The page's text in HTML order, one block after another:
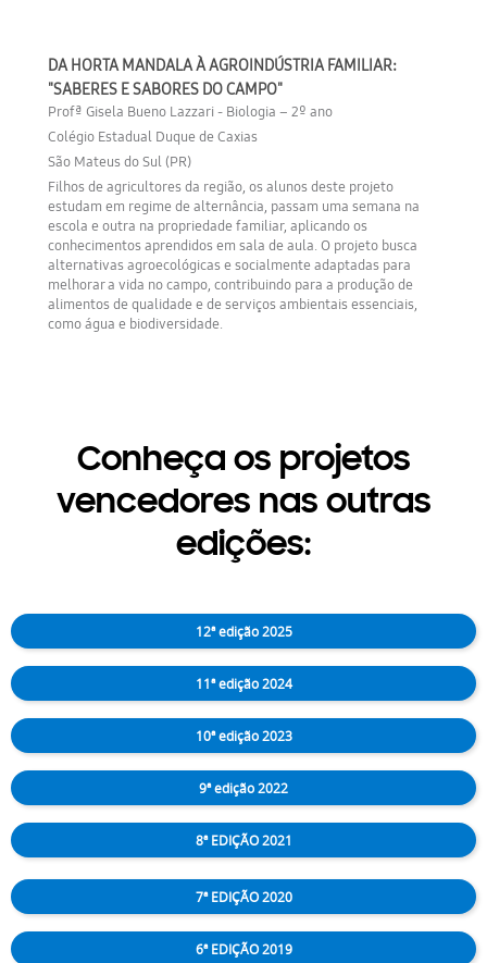
DA HORTA MANDALA À AGROINDÚSTRIA FAMILIAR:
"SABERES E SABORES DO CAMPO"
Profª Gisela Bueno Lazzari - Biologia – 2º ano
Colégio Estadual Duque de Caxias
São Mateus do Sul (PR)
Filhos de agricultores da região, os alunos deste projeto
estudam em regime de alternância, passam uma semana na
escola e outra na propriedade familiar, aplicando os
conhecimentos aprendidos em sala de aula. O projeto busca
alternativas agroecológicas e socialmente adaptadas para
melhorar a vida no campo, contribuindo para a produção de
alimentos de qualidade e de serviços ambientais essenciais,
como água e biodiversidade.
Conheça os projetos
vencedores nas outras
edições:
12ª edição 2025
11ª edição 2024
10ª edição 2023
9ª edição 2022
8ª EDIÇÃO 2021
7ª EDIÇÃO 2020
6ª EDIÇÃO 2019